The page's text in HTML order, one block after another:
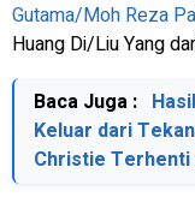
Gutama/Moh Reza
Huang Di/Liu Yang
Baca Juga :
Keluar dari
Christie Terhenti